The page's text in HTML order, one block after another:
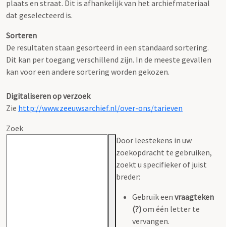
plaats en straat. Dit is afhankelijk van het archiefmateriaal
dat geselecteerd is.
Sorteren
De resultaten staan gesorteerd in een standaard sortering.
Dit kan per toegang verschillend zijn. In de meeste gevallen
kan voor een andere sortering worden gekozen.
Digitaliseren op verzoek
Zie http://www.zeeuwsarchief.nl/over-ons/tarieven
Zoek
Door leestekens in uw
zoekopdracht te gebruiken,
zoekt u specifieker of juist
breder:
Gebruik een vraagteken
(?)om één letter te
vervangen.